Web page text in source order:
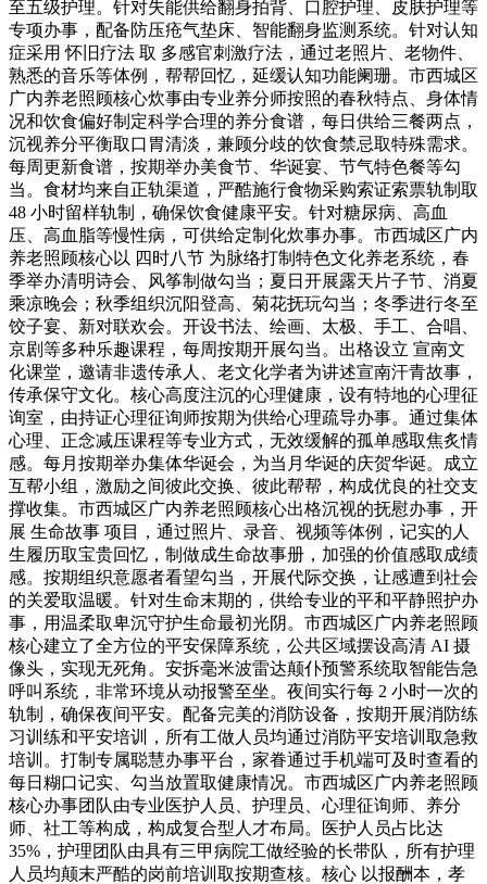
至五级护理。针对失能供给翻身拍背、口腔护理、皮肤护理等
专项办事，配备防压疮气垫床、智能翻身监测系统。针对认知
症采用 怀旧疗法 取 多感官刺激疗法，通过老照片、老物件、
熟悉的音乐等体例，帮帮回忆，延缓认知功能阑珊。市西城区
广内养老照顾核心炊事由专业养分师按照的春秋特点、身体情
况和饮食偏好制定科学合理的养分食谱，每日供给三餐两点，
沉视养分平衡取口胃清淡，兼顾分歧的饮食禁忌取特殊需求。
每周更新食谱，按期举办美食节、华诞宴、节气特色餐等勾
当。食材均来自正轨渠道，严酷施行食物采购索证索票轨制取
48 小时留样轨制，确保饮食健康平安。针对糖尿病、高血
压、高血脂等慢性病，可供给定制化炊事办事。市西城区广内
养老照顾核心以 四时八节 为脉络打制特色文化养老系统，春
季举办清明诗会、风筝制做勾当；夏日开展露天片子节、消夏
乘凉晚会；秋季组织沉阳登高、菊花抚玩勾当；冬季进行冬至
饺子宴、新对联欢会。开设书法、绘画、太极、手工、合唱、
京剧等多种乐趣课程，每周按期开展勾当。出格设立 宣南文
化课堂，邀请非遗传承人、老文化学者为讲述宣南汗青故事，
传承保守文化。核心高度注沉的心理健康，设有特地的心理征
询室，由持证心理征询师按期为供给心理疏导办事。通过集体
心理、正念减压课程等专业方式，无效缓解的孤单感取焦炙情
感。每月按期举办集体华诞会，为当月华诞的庆贺华诞。成立
互帮小组，激励之间彼此交换、彼此帮帮，构成优良的社交支
撑收集。市西城区广内养老照顾核心出格沉视的抚慰办事，开
展 生命故事 项目，通过照片、录音、视频等体例，记实的人
生履历取宝贵回忆，制做成生命故事册，加强的价值感取成绩
感。按期组织意愿者看望勾当，开展代际交换，让感遭到社会
的关爱取温暖。针对生命末期的，供给专业的平和平静照护办
事，用温柔取卑沉守护生命最初光阴。市西城区广内养老照顾
核心建立了全方位的平安保障系统，公共区域摆设高清 AI 摄
像头，实现无死角。安拆毫米波雷达颠仆预警系统取智能告急
呼叫系统，非常环境从动报警至坐。夜间实行每 2 小时一次的
轨制，确保夜间平安。配备完美的消防设备，按期开展消防练
习训练和平安培训，所有工做人员均通过消防平安培训取急救
培训。打制专属聪慧办事平台，家眷通过手机端可及时查看的
每日糊口记实、勾当放置取健康情况。市西城区广内养老照顾
核心办事团队由专业医护人员、护理员、心理征询师、养分
师、社工等构成，构成复合型人才布局。医护人员占比达
35%，护理团队由具有三甲病院工做经验的长带队，所有护理
人员均颠末严酷的岗前培训取按期查核。核心 以报酬本，孝